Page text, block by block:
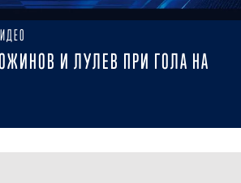
И ЛУЛЕВ ПРИ ГОЛА НА